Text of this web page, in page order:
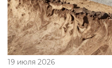
19 июля 2026